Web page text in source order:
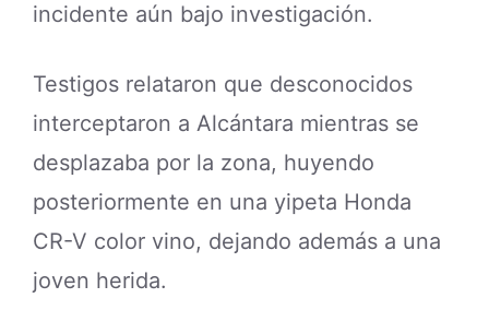
incidente aún bajo investigación.
Testigos relataron que desconocidos
interceptaron a Alcántara mientras se
desplazaba por la zona, huyendo
posteriormente en una yipeta Honda
CR-V color vino, dejando además a una
joven herida.